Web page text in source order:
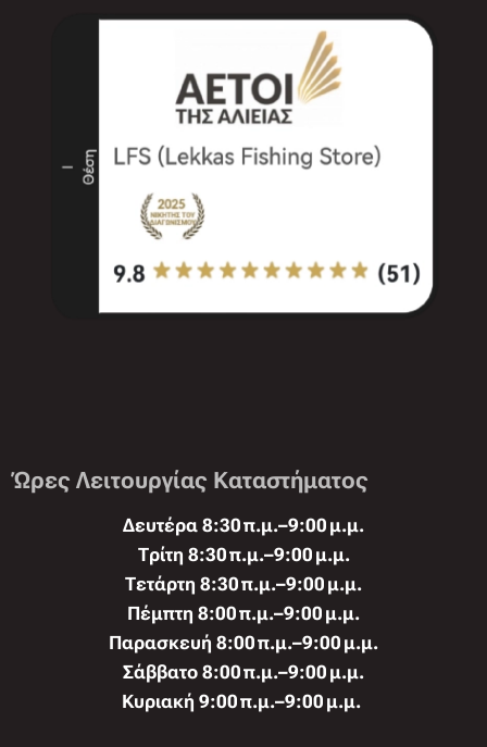
Ώρες Λειτουργίας Καταστήματος
Δευτέρα 8:30 π.μ.–9:00 μ.μ.
Τρίτη 8:30 π.μ.–9:00 μ.μ.
Τετάρτη 8:30 π.μ.–9:00 μ.μ.
Πέμπτη 8:00 π.μ.–9:00 μ.μ.
Παρασκευή 8:00 π.μ.–9:00 μ.μ.
Σάββατο 8:00 π.μ.–9:00 μ.μ.
Κυριακή 9:00 π.μ.–9:00 μ.μ.